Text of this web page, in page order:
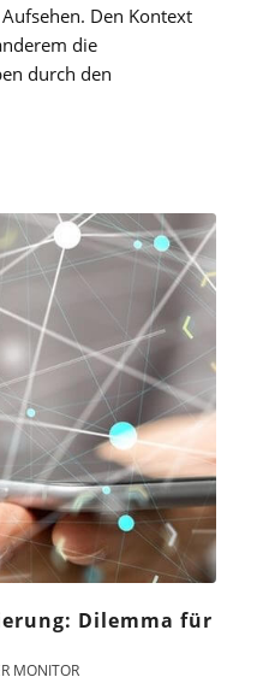
Den Kontext
die
durch den
Dilemma für
MONITOR